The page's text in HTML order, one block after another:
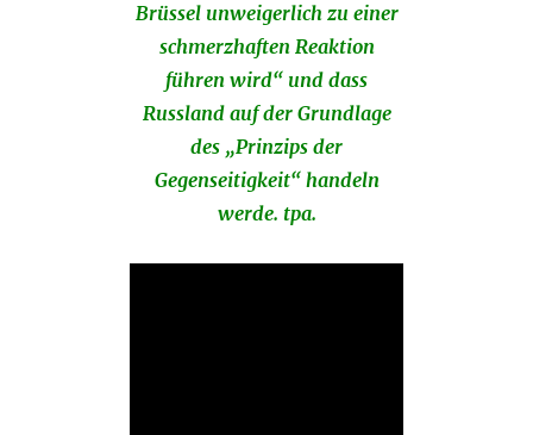
Brüssel unweigerlich zu einer
schmerzhaften Reaktion
führen wird“ und dass
Russland auf der Grundlage
des „Prinzips der
Gegenseitigkeit“ handeln
werde. tpa.